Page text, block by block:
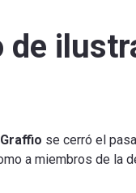
de
se cerró el
a miembros de la